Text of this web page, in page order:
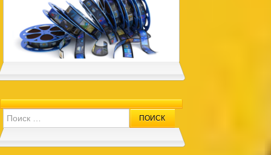
Search for: